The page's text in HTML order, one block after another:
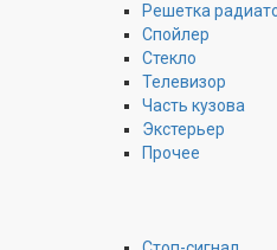
Решетка
Спойлер
Стекло
Телевизор
Часть кузова
Экстерьер
Прочее